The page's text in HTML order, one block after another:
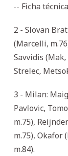
-- Ficha
2 - Slovan
(Marcelli,
Savvidis
Strelec,
3 - Milan:
Pavlovic,
m.75),
m.75), Okafor
m.84).